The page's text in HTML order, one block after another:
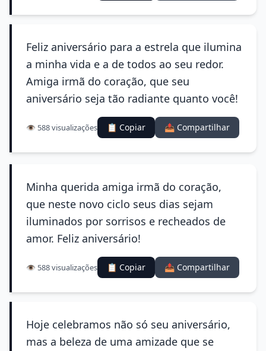
Feliz aniversário para a estrela que ilumina
a minha vida e a de todos ao seu redor.
Amiga irmã do coração, que seu
aniversário seja tão radiante quanto você!
👁️ 588 visualizações 📋 Copiar 📤 Compartilhar
Minha querida amiga irmã do coração,
que neste novo ciclo seus dias sejam
iluminados por sorrisos e recheados de
amor. Feliz aniversário!
👁️ 588 visualizações 📋 Copiar 📤 Compartilhar
Hoje celebramos não só seu aniversário,
mas a beleza de uma amizade que se